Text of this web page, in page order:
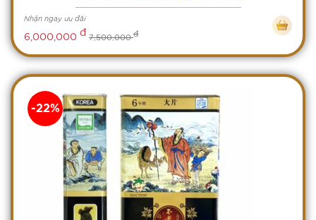
Nhận ngay ưu đãi
6,000,000 đ 7,500,000đ
-22%